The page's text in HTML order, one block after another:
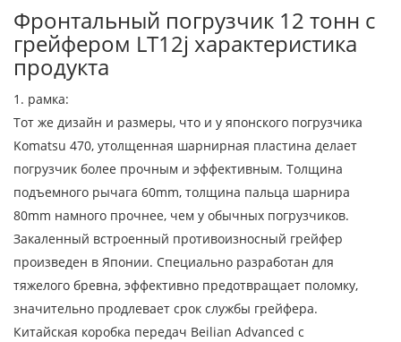
Фронтальный погрузчик 12 тонн с
грейфером LT12j характеристика
продукта
1. рамка:
Тот же дизайн и размеры, что и у японского погрузчика
Komatsu 470, утолщенная шарнирная пластина делает
погрузчик более прочным и эффективным. Толщина
подъемного рычага 60mm, толщина пальца шарнира
80mm намного прочнее, чем у обычных погрузчиков.
Закаленный встроенный противоизносный грейфер
произведен в Японии. Специально разработан для
тяжелого бревна, эффективно предотвращает поломку,
значительно продлевает срок службы грейфера.
Китайская коробка передач Beilian Advanced с